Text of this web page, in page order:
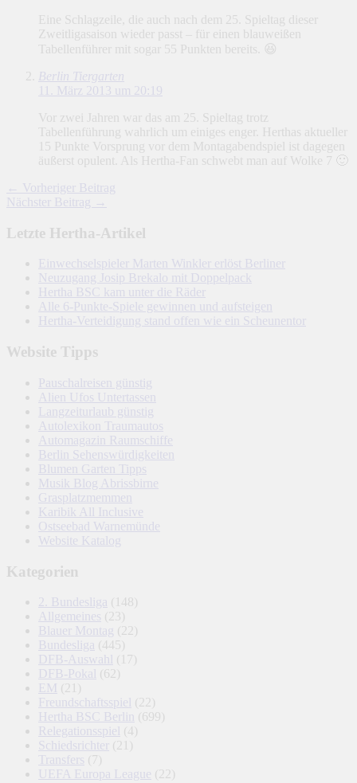
Eine Schlagzeile, die auch nach dem 25. Spieltag dieser
Zweitligasaison wieder passt – für einen blauweißen
Tabellenführer mit sogar 55 Punkten bereits. 😆
Berlin Tiergarten
11. März 2013 um 20:19
Vor zwei Jahren war das am 25. Spieltag trotz
Tabellenführung wahrlich um einiges enger. Herthas aktueller
15 Punkte Vorsprung vor dem Montagabendspiel ist dagegen
äußerst opulent. Als Hertha-Fan schwebt man auf Wolke 7 🙂
← Vorheriger Beitrag
Nächster Beitrag →
Letzte Hertha-Artikel
Einwechselspieler Marten Winkler erlöst Berliner
Neuzugang Josip Brekalo mit Doppelpack
Hertha BSC kam unter die Räder
Alle 6-Punkte-Spiele gewinnen und aufsteigen
Hertha-Verteidigung stand offen wie ein Scheunentor
Website Tipps
Pauschalreisen günstig
Alien Ufos Untertassen
Langzeiturlaub günstig
Autolexikon Traumautos
Automagazin Raumschiffe
Berlin Sehenswürdigkeiten
Blumen Garten Tipps
Musik Blog Abrissbirne
Grasplatzmemmen
Karibik All Inclusive
Ostseebad Warnemünde
Website Katalog
Kategorien
2. Bundesliga (148)
Allgemeines (23)
Blauer Montag (22)
Bundesliga (445)
DFB-Auswahl
(17)
DFB-Pokal (62)
EM (21)
Freundschaftsspiel (22)
Hertha BSC Berlin
(699)
Relegationsspiel (4)
Schiedsrichter
(21)
Transfers (7)
UEFA Europa League (22)